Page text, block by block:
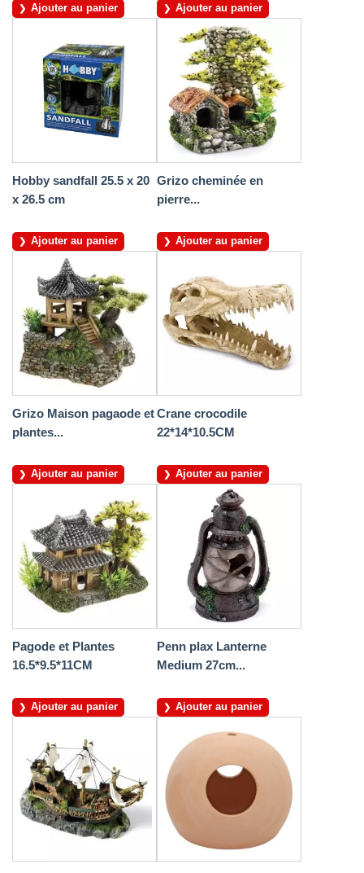
Ajouter au panier Ajouter au panier
Hobby sandfall 25.5 x 20
x 26.5 cm
Ajouter au panier
Grizo cheminée en
pierre...
Ajouter au panier
Grizo Maison pagaode et
plantes...
Ajouter au panier
Crane crocodile
22*14*10.5CM
Ajouter au panier
Pagode et Plantes
16.5*9.5*11CM
Ajouter au panier
Penn plax Lanterne
Medium 27cm...
Ajouter au panier